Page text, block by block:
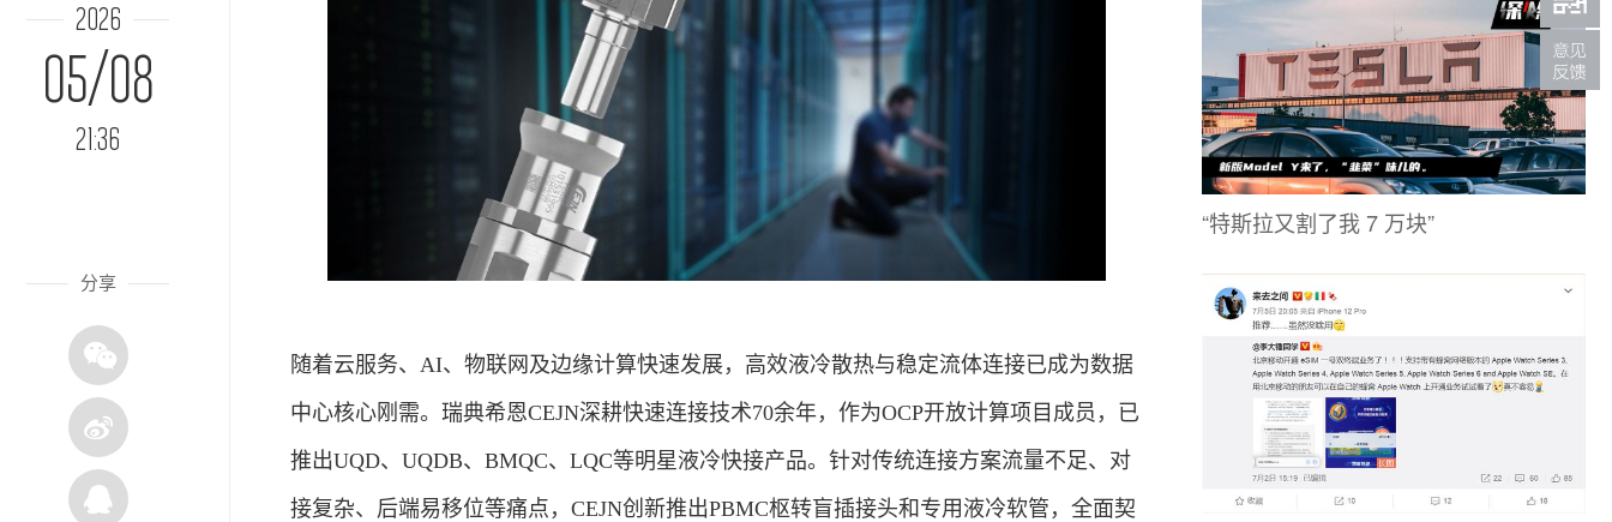
2026
05/08
21:36
分享
随着云服务、AI、物联网及边缘计算快速发展，高效液冷散热与稳定流体连接已成为数据
中心核心刚需。瑞典希恩CEJN深耕快速连接技术70余年，作为OCP开放计算项目成员，已
推出UQD、UQDB、BMQC、LQC等明星液冷快接产品。针对传统连接方案流量不足、对
接复杂、后端易移位等痛点，CEJN创新推出PBMC枢转盲插接头和专用液冷软管，全面契
“特斯拉又割了我 7 万块”